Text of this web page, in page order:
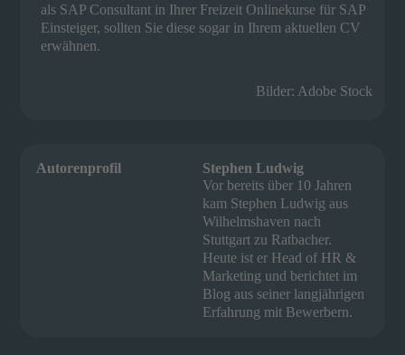
als SAP Consultant in Ihrer Freizeit Onlinekurse für SAP
Einsteiger, sollten Sie diese sogar in Ihrem aktuellen CV
erwähnen.
Bilder: Adobe Stock
Autorenprofil Stephen Ludwig
Vor bereits über 10 Jahren
kam Stephen Ludwig aus
Wilhelmshaven nach
Stuttgart zu Ratbacher.
Heute ist er Head of HR &
Marketing und berichtet im
Blog aus seiner langjährigen
Erfahrung mit Bewerbern.